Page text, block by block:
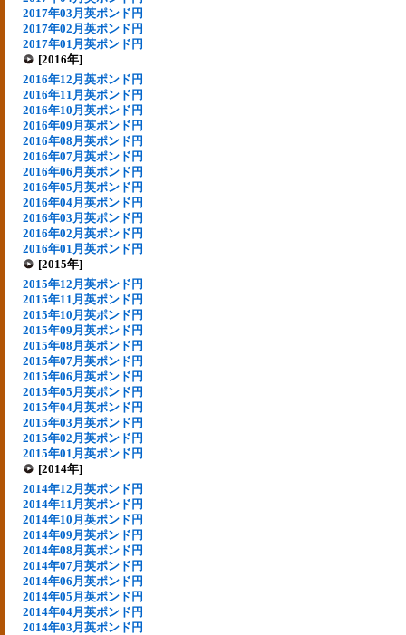
2017年03月英ポンド円
2017年02月英ポンド円
2017年01月英ポンド円
[2016年]
2016年12月英ポンド円
2016年11月英ポンド円
2016年10月英ポンド円
2016年09月英ポンド円
2016年08月英ポンド円
2016年07月英ポンド円
2016年06月英ポンド円
2016年05月英ポンド円
2016年04月英ポンド円
2016年03月英ポンド円
2016年02月英ポンド円
2016年01月英ポンド円
[2015年]
2015年12月英ポンド円
2015年11月英ポンド円
2015年10月英ポンド円
2015年09月英ポンド円
2015年08月英ポンド円
2015年07月英ポンド円
2015年06月英ポンド円
2015年05月英ポンド円
2015年04月英ポンド円
2015年03月英ポンド円
2015年02月英ポンド円
2015年01月英ポンド円
[2014年]
2014年12月英ポンド円
2014年11月英ポンド円
2014年10月英ポンド円
2014年09月英ポンド円
2014年08月英ポンド円
2014年07月英ポンド円
2014年06月英ポンド円
2014年05月英ポンド円
2014年04月英ポンド円
2014年03月英ポンド円